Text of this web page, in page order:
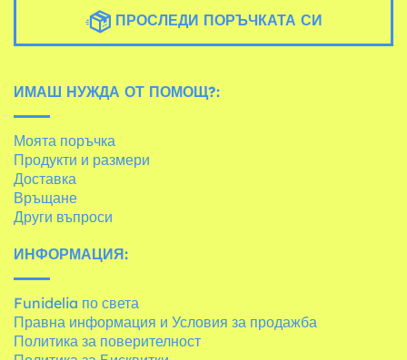
ПРОСЛЕДИ ПОРЪЧКАТА СИ
ИМАШ НУЖДА ОТ ПОМОЩ?:
Моята поръчка
Продукти и размери
Доставка
Връщане
Други въпроси
ИНФОРМАЦИЯ:
Funidelia по света
Правна информация и Условия за продажба
Политика за поверителност